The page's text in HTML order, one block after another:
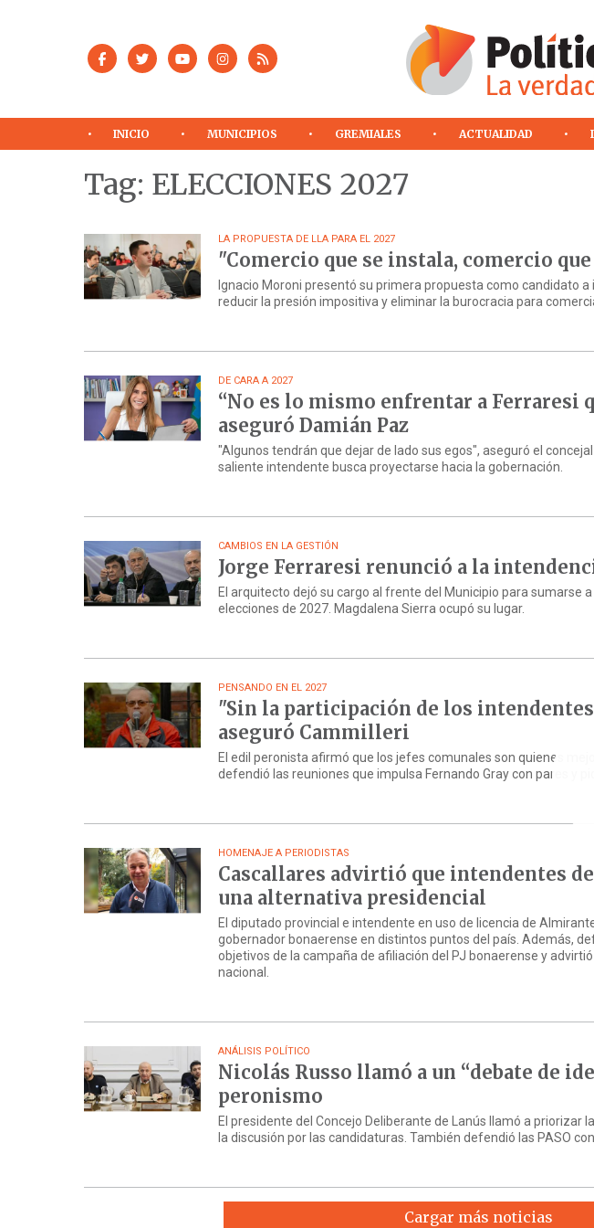
INICIO MUNICIPIOS GREMIALES ACTUALIDAD
Tag: ELECCIONES 2027
LA PROPUESTA DE LLA PARA EL 2027
"Comercio que se instala, comercio
Ignacio Moroni presentó su primera propuesta como candidato
reducir la presión impositiva y eliminar la burocracia para
DE CARA A 2027
“No es lo mismo enfrentar a Ferraresi
aseguró Damián Paz
"Algunos tendrán que dejar de lado sus egos", aseguró el
saliente intendente busca proyectarse hacia la gobernación.
CAMBIOS EN LA GESTIÓN
Jorge Ferraresi renunció a la
El arquitecto dejó su cargo al frente del Municipio para sumarse
elecciones de 2027. Magdalena Sierra ocupó su lugar.
PENSANDO EN EL 2027
"Sin la participación de los
aseguró Cammilleri
El edil peronista afirmó que los jefes comunales son quienes
defendió las reuniones que impulsa Fernando Gray con pares y
HOMENAJE A PERIODISTAS
Cascallares advirtió que intendentes
una alternativa presidencial
El diputado provincial e intendente en uso de licencia de
gobernador bonaerense en distintos puntos del país. Además,
objetivos de la campaña de afiliación del PJ bonaerense y
nacional.
ANÁLISIS POLÍTICO
Nicolás Russo llamó a un “debate de
peronismo
El presidente del Concejo Deliberante de Lanús llamó a priorizar
la discusión por las candidaturas. También defendió las PASO
Cargar más noticias